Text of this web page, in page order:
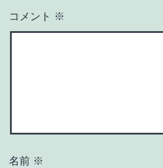
コメント ※
名前 ※